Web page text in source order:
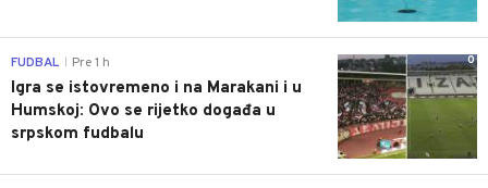
0
FUDBAL Pre 1 h
Igra se istovremeno i na Marakani i u
Humskoj: Ovo se rijetko događa u
srpskom fudbalu